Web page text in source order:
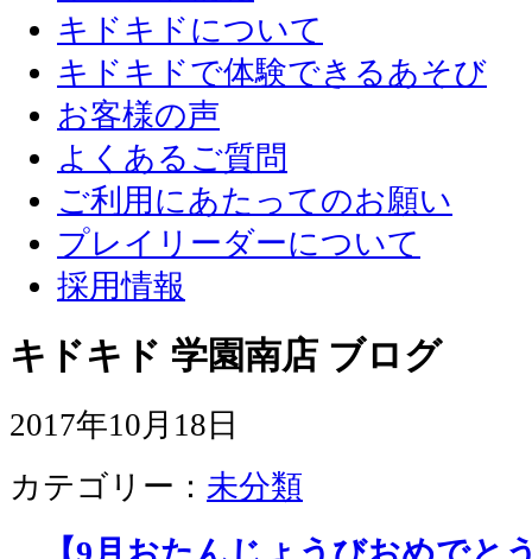
キドキドについて
キドキドで体験できるあそび
お客様の声
よくあるご質問
ご利用にあたってのお願い
プレイリーダーについて
採用情報
キドキド 学園南店 ブログ
2017年10月18日
カテゴリー： 未分類